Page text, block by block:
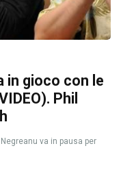
in gioco con le
Phil
va in pausa per